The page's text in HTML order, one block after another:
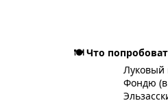
🍽️ Что
Луковый
Фондю (в